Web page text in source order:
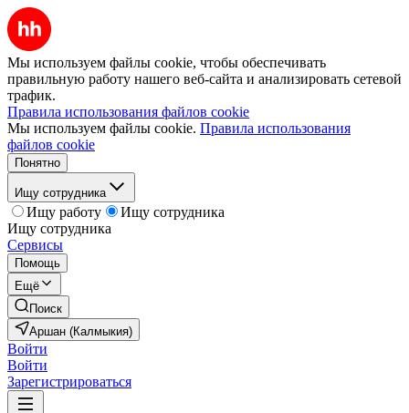
Мы используем файлы cookie, чтобы обеспечивать
правильную работу нашего веб-сайта и анализировать сетевой
трафик.
Правила использования файлов cookie
Мы используем файлы cookie. Правила использования
файлов cookie
Понятно
Ищу сотрудника
Ищу работу
Ищу сотрудника
Ищу сотрудника
Сервисы
Помощь
Ещё
Поиск
Аршан (Калмыкия)
Войти
Войти
Зарегистрироваться